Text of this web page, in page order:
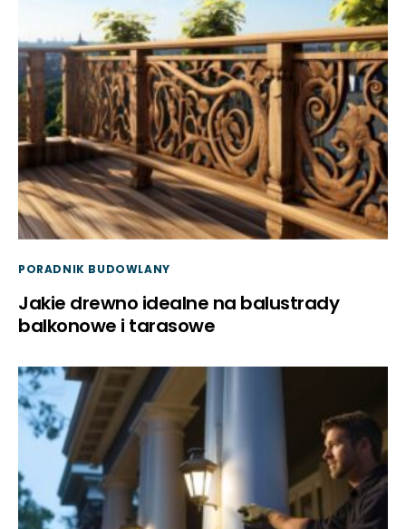
PORADNIK BUDOWLANY
Jakie drewno idealne na balustrady
balkonowe i tarasowe